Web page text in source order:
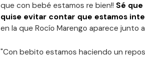
que con bebé estamos re bien!! Sé
quise evitar contar que estamos
en la que Rocío Marengo aparece junto
"Con bebito estamos haciendo un